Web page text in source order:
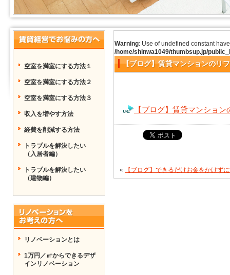
Warning: Use of undefined constant
/home/shinwa1049/thumbsup.jp/
【ブログ】賃貸マンションのリ
【ブログ】賃貸マンショ
« 【ブログ】できるだけお金をかけず
空室を満室にする方法１
空室を満室にする方法２
空室を満室にする方法３
収入を増やす方法
経費を削減する方法
トラブルを解決したい
（入居者編）
トラブルを解決したい
（建物編）
リノベーションとは
1万円／㎡からできるデザ
インリノベーション